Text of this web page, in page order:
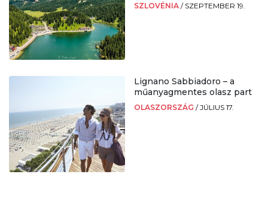
SZLOVÉNIA / SZEPTEMBER 19.
Lignano Sabbiadoro – a
műanyagmentes olasz part
OLASZORSZÁG /JÚLIUS 17.